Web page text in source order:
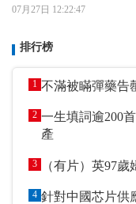
07月27日 12:22:47
排行榜
1 不滿被瞞彈藥
2 一生填詞逾200首 《浪子心聲》《Monica》成永恒遺
產
3 （有片）英97
4 針對中國芯片供